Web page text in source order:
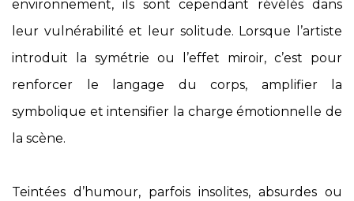
environnement, ils sont cependant révélés dans
leur vulnérabilité et leur solitude. Lorsque l’artiste
introduit la symétrie ou l’effet miroir, c’est pour
renforcer le langage du corps, amplifier la
symbolique et intensifier la charge émotionnelle de
la scène.
Teintées d’humour, parfois insolites, absurdes ou